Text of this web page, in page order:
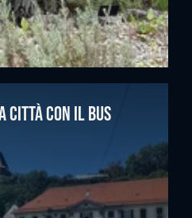
città con il bus